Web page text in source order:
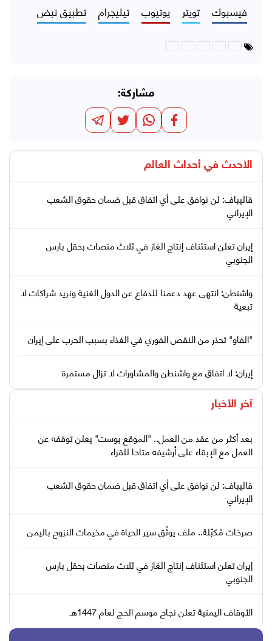
فيسبوك تويتر يوتيوب تيليجرام تطبيق نبض
مشاركة:
الأحدث في أحداث العالم
قاليباف: لن نوافق على أي اتفاق قبل ضمان حقوق الشعب
الإيراني
إيران تعلن استئناف إنتاج الغاز في ثلاث منصات بحقل بارس
الجنوبي
واشنطن: انتهى عهد دعمنا للدفاع عن الدول الغنية ونريد شراكات لا
تبعية
"الفاو" تحذر من النقص الفوري في الغذاء بسبب الحرب على إيران
إيران: لا اتفاق مع واشنطن والمشاورات لا تزال مستمرة
آخر الأخبار
بعد أكثر من عقد من العمل.. "الموقع بوست" يعلن توقفه عن
العمل مع الإبقاء على أرشيفه متاحا للقراء
قاليباف: لن نوافق على أي اتفاق قبل ضمان حقوق الشعب
الإيراني
صرخات مُكبّلة.. ملف يوثّق سير الحياة في مخيمات النزوح باليمن
إيران تعلن استئناف إنتاج الغاز في ثلاث منصات بحقل بارس
الجنوبي
الأوقاف اليمنية تعلن نجاح موسم الحج لعام 1447هـ